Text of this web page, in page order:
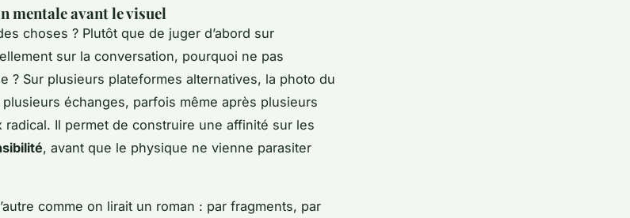
mentale avant le visuel
choses ? Plutôt que de juger d’abord sur
sur la conversation, pourquoi ne pas
? Sur plusieurs plateformes alternatives, la photo du
plusieurs échanges, parfois même après plusieurs
radical. Il permet de construire une affinité sur les
, avant que le physique ne vienne parasiter
comme on lirait un roman : par fragments, par